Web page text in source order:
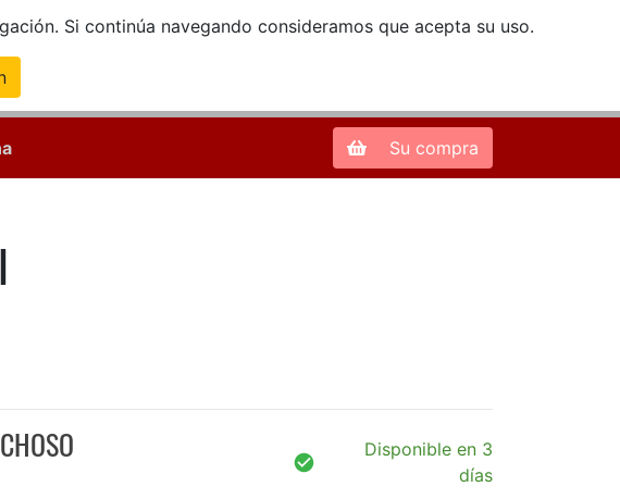
Si continúa navegando consideramos que acepta su uso.
Zona de Clientes
Su compra
Disponible en 3
días